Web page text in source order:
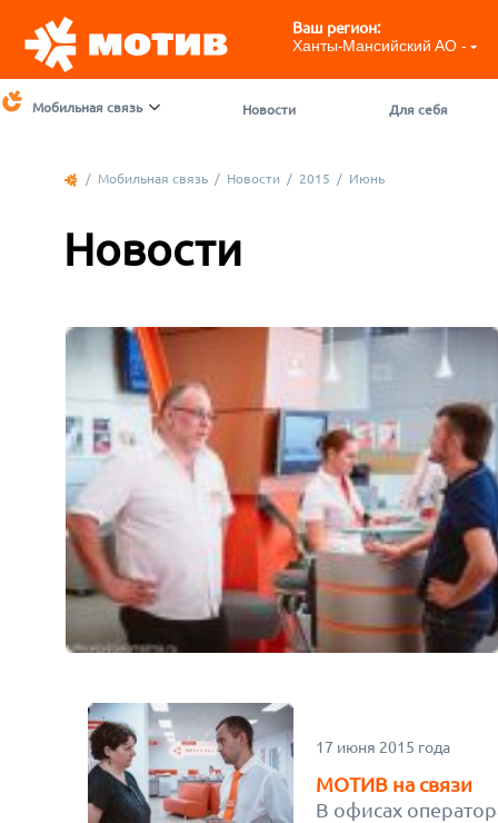
Ваш регион:
Ханты-Мансийский АО -
Мобильная связь Новости Для себя
/ Мобильная связь / Новости / 2015 / Июнь
Новости
17 июня 2015 года
МОТИВ на связи
В офисах